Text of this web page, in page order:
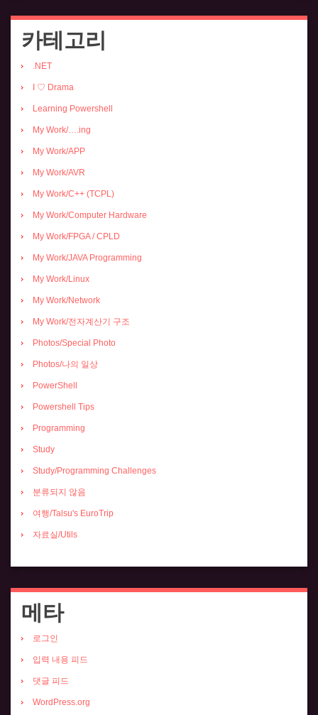
카테고리
.NET
I ♡ Drama
Learning Powershell
My Work/….ing
My Work/APP
My Work/AVR
My Work/C++ (TCPL)
My Work/Computer Hardware
My Work/FPGA / CPLD
My Work/JAVA Programming
My Work/Linux
My Work/Network
My Work/전자계산기 구조
Photos/Special Photo
Photos/나의 일상
PowerShell
Powershell Tips
Programming
Study
Study/Programming Challenges
분류되지 않음
여행/Talsu's EuroTrip
자료실/Utils
메타
로그인
입력 내용 피드
댓글 피드
WordPress.org